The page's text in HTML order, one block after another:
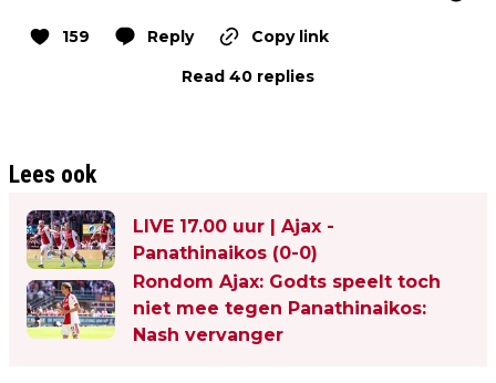
159 Reply
Copy link
Read 40 replies
Lees ook
LIVE 17.00 uur | Ajax -
Panathinaikos (0-0)
Rondom Ajax: Godts speelt toch
niet mee tegen Panathinaikos:
Nash vervanger